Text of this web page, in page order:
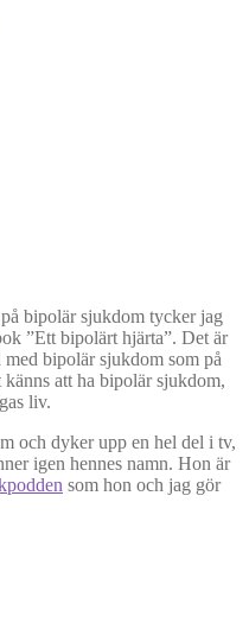
bipolär sjukdom tycker jag
”Ett bipolärt hjärta”. Det är
bipolär sjukdom som på
att ha bipolär sjukdom,
liv.
och dyker upp en hel del i tv,
igen hennes namn. Hon är
som hon och jag gör